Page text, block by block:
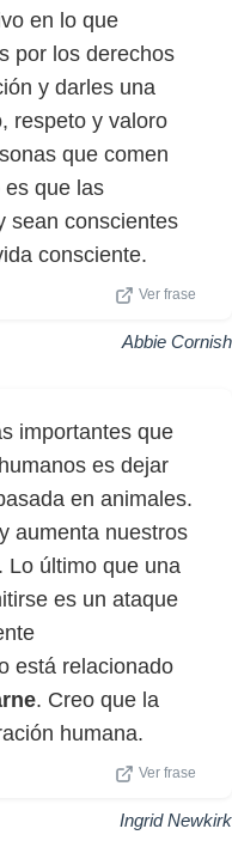
en lo que
por los derechos
y darles una
respeto y valoro
que comen
es que las
sean conscientes
consciente.
Ver frase
Abbie Cornish
importantes que
es dejar
en animales.
aumenta nuestros
Lo último que una
es un ataque
está relacionado
. Creo que la
humana.
Ver frase
Ingrid Newkirk